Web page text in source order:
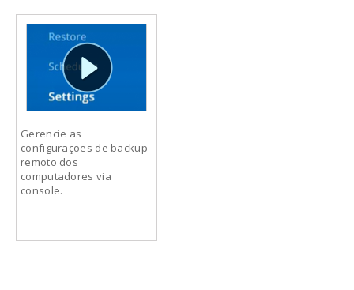
Gerencie as
configurações de backup
remoto dos
computadores via
console.